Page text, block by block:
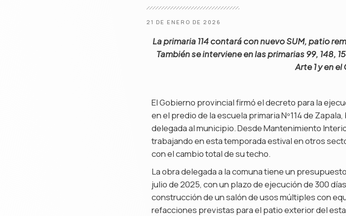
21 DE ENERO DE 2026
La primaria 114 contará con nuevo SUM, patio
También se interviene en las primarias 99, 148,
Arte 1 y en el
El Gobierno provincial firmó el decreto para la
en el predio de la escuela primaria Nº114 de
delegada al municipio. Desde Mantenimiento
trabajando en esta temporada estival en otros
con el cambio total de su techo.
La obra delegada a la comuna tiene un
julio de 2025, con un plazo de ejecución de 300
construcción de un salón de usos múltiples con
refacciones previstas para el patio exterior del